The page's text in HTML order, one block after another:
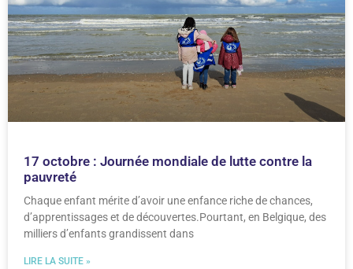
17 octobre : Journée mondiale de lutte contre la
pauvreté
Chaque enfant mérite d’avoir une enfance riche de chances,
d’apprentissages et de découvertes.Pourtant, en Belgique, des
milliers d’enfants grandissent dans
LIRE LA SUITE »